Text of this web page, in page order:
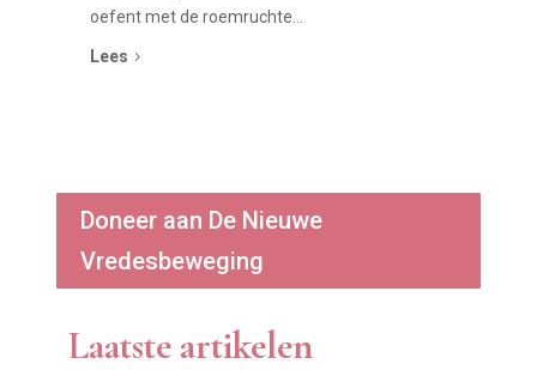
oefent met de roemruchte...
Lees 5
Doneer aan De Nieuwe
Vredesbeweging
Laatste artikelen